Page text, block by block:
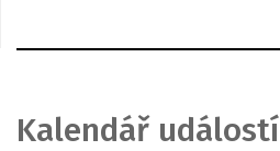
Kalendář událostí